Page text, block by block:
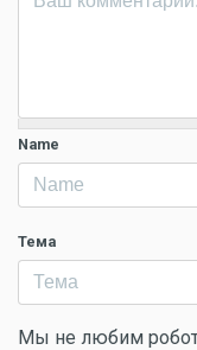
Name
Тема
Мы не любим